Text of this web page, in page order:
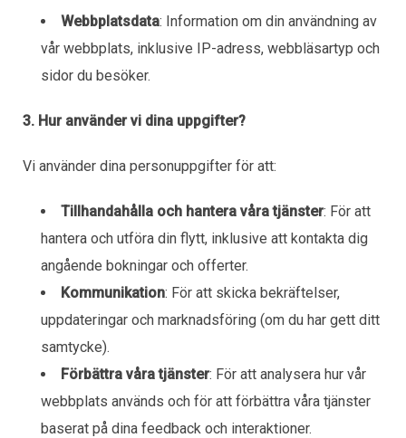
Webbplatsdata: Information om din användning av
vår webbplats, inklusive IP-adress, webbläsartyp och
sidor du besöker.
3. Hur använder vi dina uppgifter?
Vi använder dina personuppgifter för att:
Tillhandahålla och hantera våra tjänster: För att
hantera och utföra din flytt, inklusive att kontakta dig
angående bokningar och offerter.
Kommunikation: För att skicka bekräftelser,
uppdateringar och marknadsföring (om du har gett ditt
samtycke).
Förbättra våra tjänster: För att analysera hur vår
webbplats används och för att förbättra våra tjänster
baserat på dina feedback och interaktioner.